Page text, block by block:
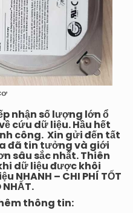
nhận số lượng lớn ổ
cứu dữ liệu. Hầu hết
công. Xin gửi đến tất
đã tin tưởng và giới
sâu sắc nhất. Thiên
dữ liệu được khôi
NHANH – CHI PHÍ TỐT
NHẤT.
thông tin: